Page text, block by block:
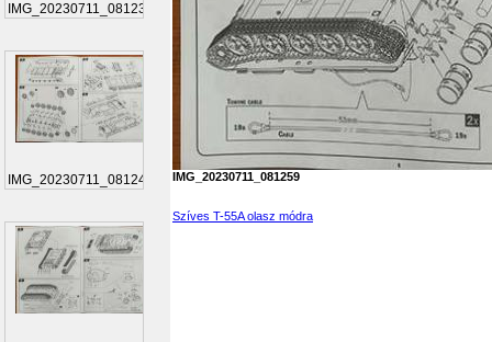
IMG_20230711_081259
Szíves T-55A olasz módra
IMG_20230711_081232
IMG_20230711_081241